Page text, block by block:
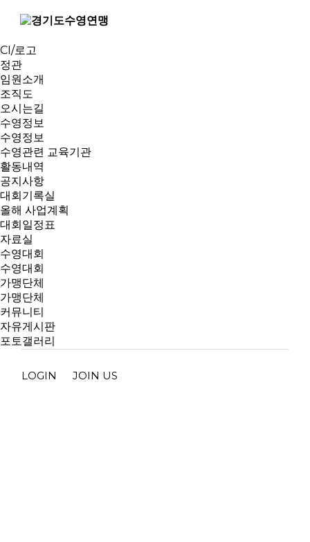
인사말
CI/로고
정관
임원소개
조직도
오시는길
수영정보
수영정보
수영관련 교육기관
활동내역
공지사항
대회기록실
올해 사업계획
대회일정표
자료실
수영대회
수영대회
가맹단체
가맹단체
커뮤니티
자유게시판
포토갤러리
LOGIN JOIN US